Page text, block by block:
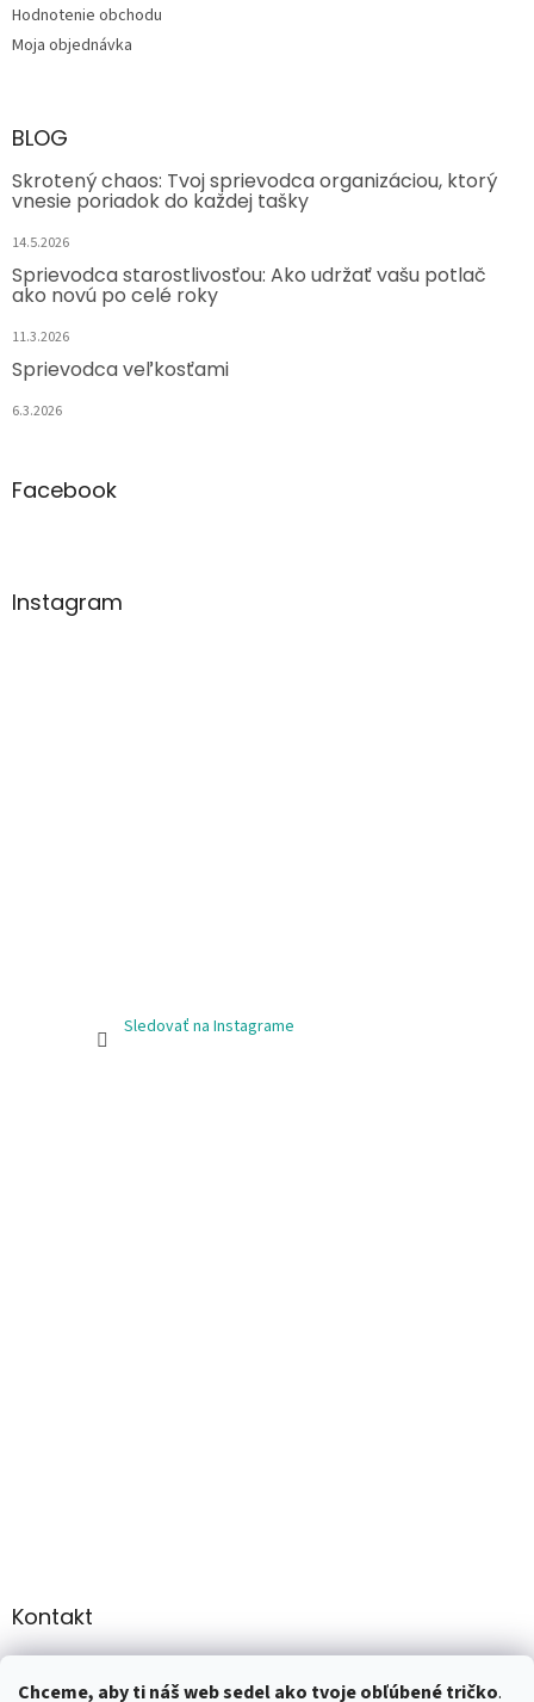
Chceme, aby ti náš web sedel ako tvoje obľúbené tričko.
Hodnotenie obchodu
Moja objednávka
BLOG
Skrotený chaos: Tvoj sprievodca organizáciou, ktorý
vnesie poriadok do každej tašky
14.5.2026
Sprievodca starostlivosťou: Ako udržať vašu potlač
ako novú po celé roky
11.3.2026
Sprievodca veľkosťami
6.3.2026
Facebook
Instagram
Sledovať na Instagrame
Kontakt